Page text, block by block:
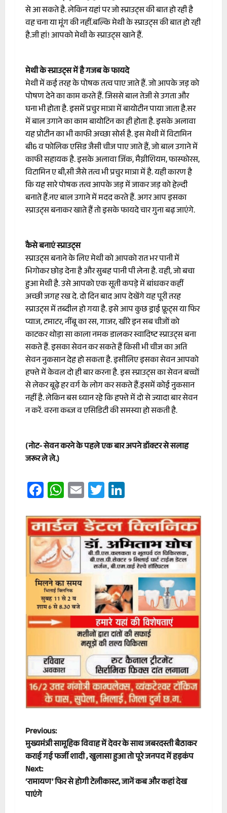
से आ सकते है. लेकिन यहां पर जो स्प्राउट्स की बात हो रही है
वह चना या मूंग की नहीं.बल्कि मेथी के स्प्राउट्स की बात हो रही
है.जी हां! आपको मेथी के स्प्राउट्स खाने हैं.
मेथी के स्प्राउट्स में है गजब के फायदे
मेथी में कई तरह के पोषक तत्व पाए जाते हैं. जो आपके जड़ को
पोषण देने का काम करते हैं. जिससे बाल तेजी से उगता और
घना भी होता है. इसमें प्रचुर मात्रा में बायोटीन पाया जाता है.सर
में बाल उगाने का काम बायोटिन का ही होता है. इसके अलावा
यह प्रोटीन का भी काफी अच्छा सोर्स है. इस मेथी में विटामिन
बी6 व फोलिक एसिड जैसी चीज पाए जाते हैं, जो बाल उगाने में
काफी सहायक है. इसके अलावा जिंक, मैग्नीशियम, फास्फोरस,
विटामिन ए बी,सी जैसे तत्व भी प्रचुर मात्रा में है. यही कारण है
कि यह सारे पोषक तत्व आपके जड़ में जाकर जड़ को हेल्दी
बनाते हैं.नए बाल उगाने में मदद करते हैं. अगर आप इसका
स्प्राउट्स बनाकर खाते हैं तो इसके फायदे चार गुना बढ़ जाएंगे.
कैसे बनाएं स्प्राउट्स
स्प्राउट्स बनाने के लिए मेथी को आपको रात भर पानी में
भिगोकर छोड़ देना है और सुबह पानी पी लेना है. वही, जो बचा
हुआ मेथी है. उसे आपको एक सूती कपड़े में बांधकर कहीं
अच्छी जगह रख दे. दो दिन बाद आप देखेंगे यह पूरी तरह
स्प्राउट्स में तब्दील हो गया है. इसे आप कुछ ड्राई फ्रूट्स या फिर
प्याज, टमाटर, नींबू का रस, गाजर, खीरे इन सब चीजों को
काटकर थोड़ा सा काला नमक डालकर स्वादिष्ट स्प्राउट्स बना
सकते हैं. इसका सेवन कर सकते हैं किसी भी चीज का अति
सेवन नुकसान देह हो सकता है. इसीलिए इसका सेवन आपको
हफ्ते में केवल दो ही बार करना है. इस स्प्राउट्स का सेवन बच्चों
से लेकर बूढ़े हर वर्ग के लोग कर सकते हैं.इसमें कोई नुकसान
नहीं है. लेकिन बस ध्यान रहे कि हफ्ते में दो से ज्यादा बार सेवन
न करें. वरना कब्ज व एसिडिटी की समस्या हो सकती है.
(नोट- सेवन करने के पहले एक बार अपने डॉक्टर से सलाह
जरूर ले ले.)
Facebook
WhatsApp
EmailTwitter
P
o
s
t
Previous:
मुख्यमंत्री सामूहिक विवाह में देवर के साथ जबरदस्ती बैठाकर
कराई गई फर्जी शादी , खुलासा हुआ तो पूरे जनपद में हड़कंप
Next:
‘रामायण’ फिर से होगी टेलीकास्ट, जानें कब और कहां देख
पाएंगे